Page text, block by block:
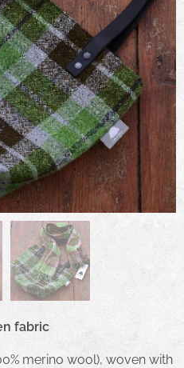
fabric
merino wool), woven with